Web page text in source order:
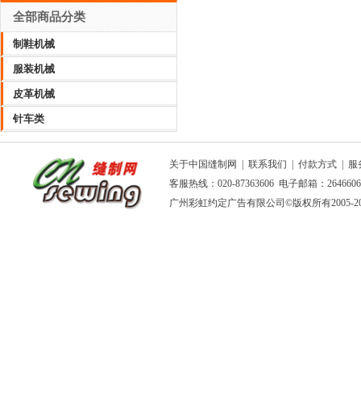
全部商品分类
制鞋机械
服装机械
皮革机械
针车类
关于中国缝制网 联系我们 付款方式
服
客服热线：020-87363606 电子邮箱：
广州彩虹约定广告有限公司 ©版权所有2005-